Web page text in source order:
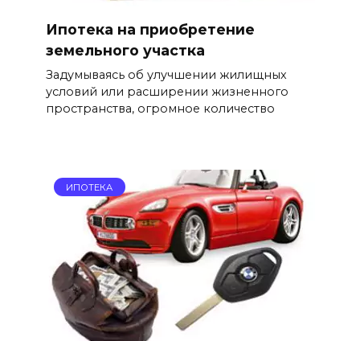
Ипотека на приобретение
земельного участка
Задумываясь об улучшении жилищных
условий или расширении жизненного
пространства, огромное количество
ИПОТЕКА